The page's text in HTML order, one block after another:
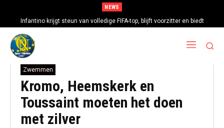
NEWS
Infantino krijgt steun van volledige FIFA-top, blijft voorzitter en biedt
excuses aan
Zwemmen
Kromo, Heemskerk en
Toussaint moeten het doen
met zilver